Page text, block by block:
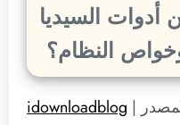
أدوات السيديا
النظام؟
|
idownloadblog